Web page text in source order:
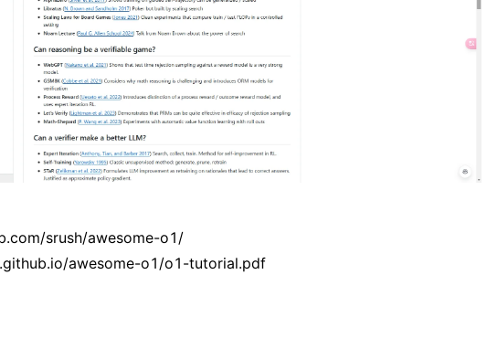
srush/awesome-o1/
awesome-o1/o1-tutorial.pdf